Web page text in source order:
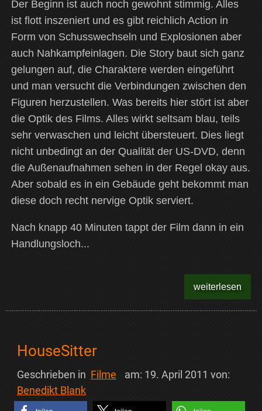
Der Beginn ist auch noch gewohnt stimmig. Alles
ist flott inszeniert und es gibt reichlich Action in
Form von Schusswechseln und Explosionen aber
auch Nahkampfeinlagen. Die Story baut sich ganz
gelungen auf, die Charaktere werden eingeführt
und man versucht die Verbindungen zwischen den
Figuren herzustellen. Was bereits hier stört ist aber
die Optik des Films. Alles wirkt seltsam blau, teils
sehr verwaschen und leicht übersteuert. Dies liegt
nicht unbedingt an der Qualität der US-DVD, denn
die Außenaufnahmen sehen in der Regel okay aus.
Aber sobald es in ein Gebäude geht bekommt man
diese doch recht nervige Optik serviert.
Nach knapp 40 Minuten tappt der Film dann in ein
Handlungsloch...
weiterlesen
HouseSitter
Geschrieben in Filme am: 19. April 2011 von:
Benedikt Blank